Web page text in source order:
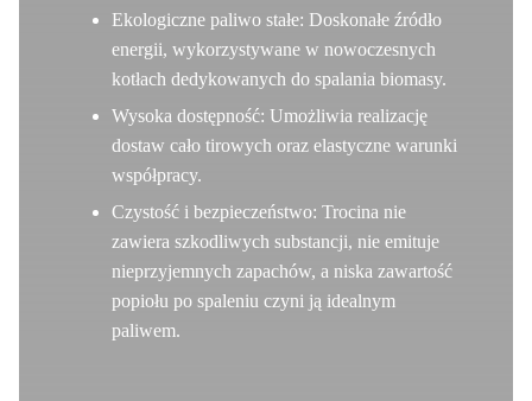
Ekologiczne paliwo stałe: Doskonałe źródło
energii, wykorzystywane w nowoczesnych
kotłach dedykowanych do spalania biomasy.
Wysoka dostępność: Umożliwia realizację
dostaw cało tirowych oraz elastyczne warunki
współpracy.
Czystość i bezpieczeństwo: Trocina nie
zawiera szkodliwych substancji, nie emituje
nieprzyjemnych zapachów, a niska zawartość
popiołu po spaleniu czyni ją idealnym
paliwem.